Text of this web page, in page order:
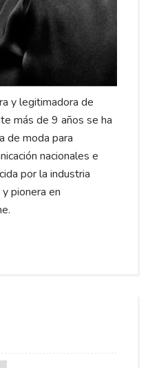
y legitimadora de
más de 9 años se ha
de moda para
nacionales e
por la industria
pionera en